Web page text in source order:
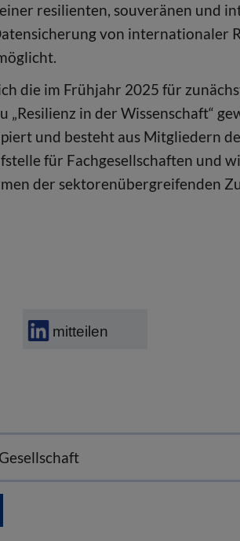
resilienten, souveränen und
von internationaler
die im Frühjahr 2025 für
„Resilienz in der Wissenschaft“
und besteht aus Mitgliedern
für Fachgesellschaften und
der sektorenübergreifenden
mitteilen